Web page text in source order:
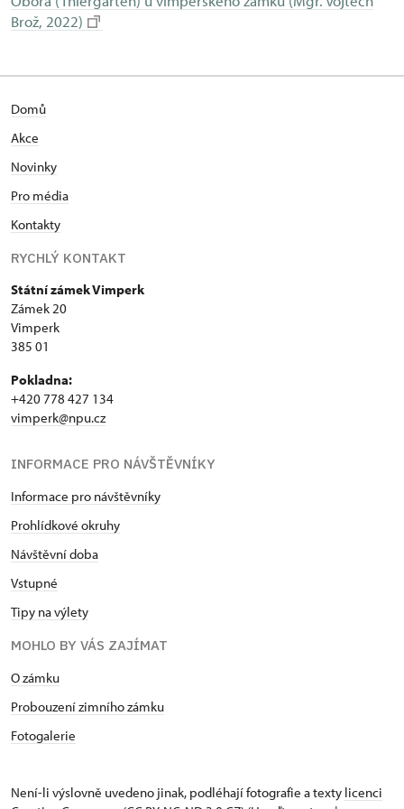
Brož, 2022)
Domů
Akce
Novinky
Pro média
Kontakty
RYCHLÝ KONTAKT
Státní zámek Vimperk
Zámek 20
Vimperk
385 01
Pokladna:
+420 778 427 134
vimperk@npu.cz
INFORMACE PRO NÁVŠTĚVNÍKY
Informace pro návštěvníky
Prohlídkové okruhy
Návštěvní doba
Vstupné
Tipy na výlety
MOHLO BY VÁS ZAJÍMAT
O zámku
Probouzení zimního zámku
Fotogalerie
Není-li výslovně uvedeno jinak, podléhají fotografie a texty licenci